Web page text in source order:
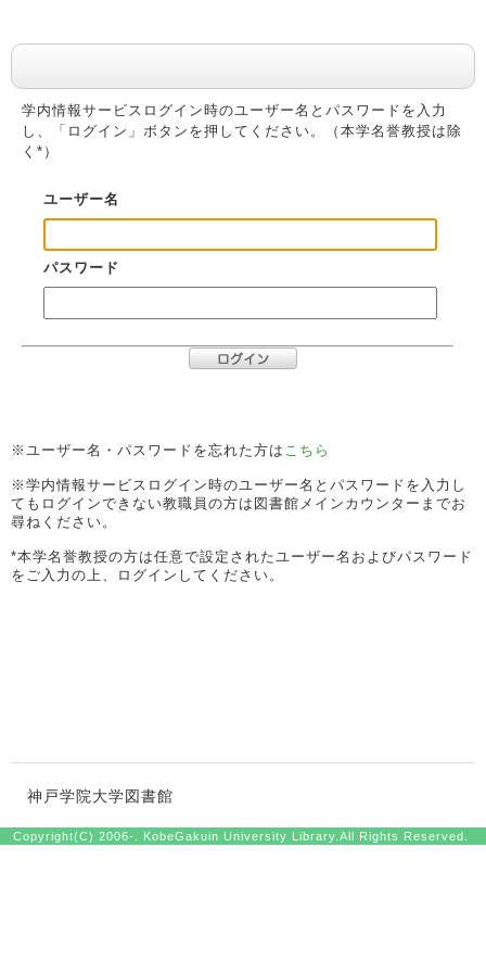
学内情報サービスログイン時のユーザー名とパスワードを入力
し、「ログイン」ボタンを押してください。（本学名誉教授は除
く*）
ユーザー名
パスワード
※ユーザー名・パスワードを忘れた方は こちら
※学内情報サービスログイン時のユーザー名とパスワードを入力し
てもログインできない教職員の方は図書館メインカウンターまでお
尋ねください。
*本学名誉教授の方は任意で設定されたユーザー名およびパスワード
をご入力の上、ログインしてください。
神戸学院大学図書館
Copyright(C) 2006-. KobeGakuin University Library.All Rights Reserved.